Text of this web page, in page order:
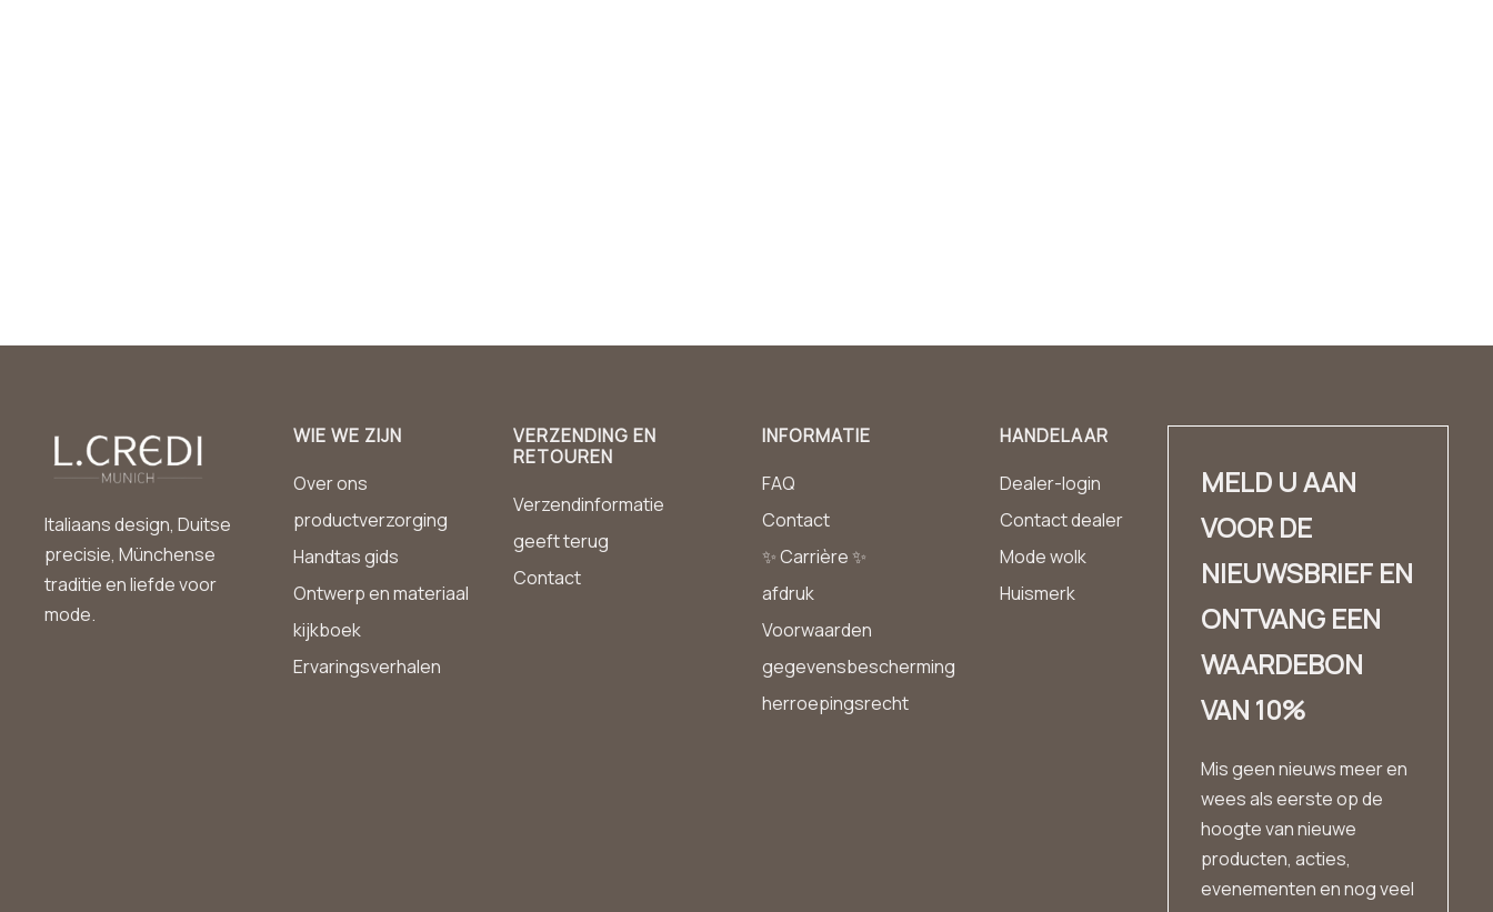
Italiaans design, Duitse
precisie, Münchense
traditie en liefde voor
mode.
WIE WE ZIJN
Over ons
productverzorging
Handtas gids
Ontwerp en materiaal
kijkboek
Ervaringsverhalen
VERZENDING EN
RETOUREN
Verzendinformatie
geeft terug
Contact
INFORMATIE
FAQ
Contact
✨ Carrière ✨
afdruk
Voorwaarden
gegevensbescherming
herroepingsrecht
HANDELAAR
Dealer-login
Contact dealer
Mode wolk
Huismerk
MELD U AAN
VOOR DE
NIEUWSBRIEF EN
ONTVANG EEN
WAARDEBON
VAN 10%
Mis geen nieuws meer en
wees als eerste op de
hoogte van nieuwe
producten, acties,
evenementen en nog veel